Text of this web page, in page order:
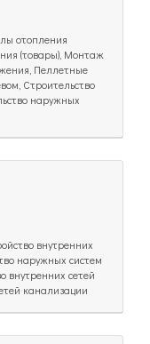
отопления
(товары), Монтаж
Пеллетные
Строительство
наружных
внутренних
наружных систем
внутренних сетей
канализации